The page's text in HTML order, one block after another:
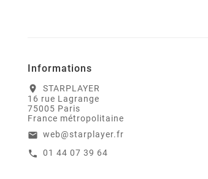
Informations
location_on
STARPLAYER
16 rue Lagrange
75005 Paris
France métropolitaine
email web@starplayer.fr
call 01 44 07 39 64